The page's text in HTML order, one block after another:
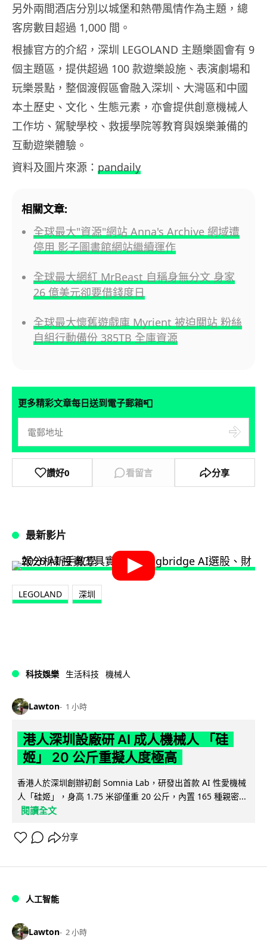
另外兩間酒店分別以城堡和熱帶風情作為主題，總
客房數目超過 1,000 間。
根據官方的介紹，深圳 LEGOLAND 主題樂園會有 9
個主題區，提供超過 100 款遊樂設施、表演劇場和
玩樂景點，整個渡假區會融入深圳、大灣區和中國
本土歷史、文化、生態元素，亦會提供創意機械人
工作坊、駕駛學校、救援學院等教育與娛樂兼備的
互動遊樂體驗。
資料及圖片來源： pandaily
相關文章:
全球最大"資源"網站 Anna's Archive 網域遭
停用 影子圖書館網站繼續運作
全球最大網紅 MrBeast 自稱身無分文 身家
26 億美元卻要借錢度日
全球最大懷舊遊戲庫 Myrient 被迫關站 粉絲
自組行動備份 385TB 全庫資源
更多精彩文章每日送到電子郵箱📮
讚好0 看留言 分享
最新影片
LEGOLAND 深圳
科技娛樂 生活科技 機械人
Lawton 1 小時
港人深圳設廠研 AI 成人機械人 「硅
姬」 20 公斤重擬人度極高
香港人於深圳創辦初創 Somnia Lab，研發出首款 AI 性愛機械
人「硅姬」，身高 1.75 米卻僅重 20 公斤，內置 165 種親密...
閱讀全文
分享
人工智能
Lawton 2 小時